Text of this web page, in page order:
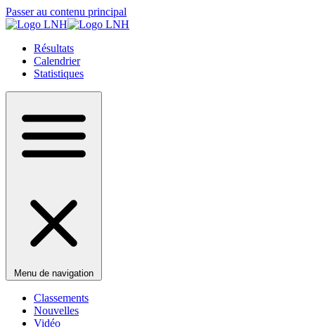
Passer au contenu principal
Résultats
Calendrier
Statistiques
Menu de navigation
Classements
Nouvelles
Vidéo